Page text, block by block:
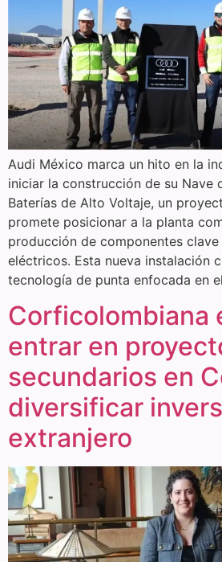
Audi México marca un hito en la
iniciar la construcción de su Nave
Baterías de Alto Voltaje, un
promete posicionar a la planta
producción de componentes
eléctricos. Esta nueva instalación
tecnología de punta enfocada en
Corficolombiana
entrar en
secundarios en
diversificar
extranjero